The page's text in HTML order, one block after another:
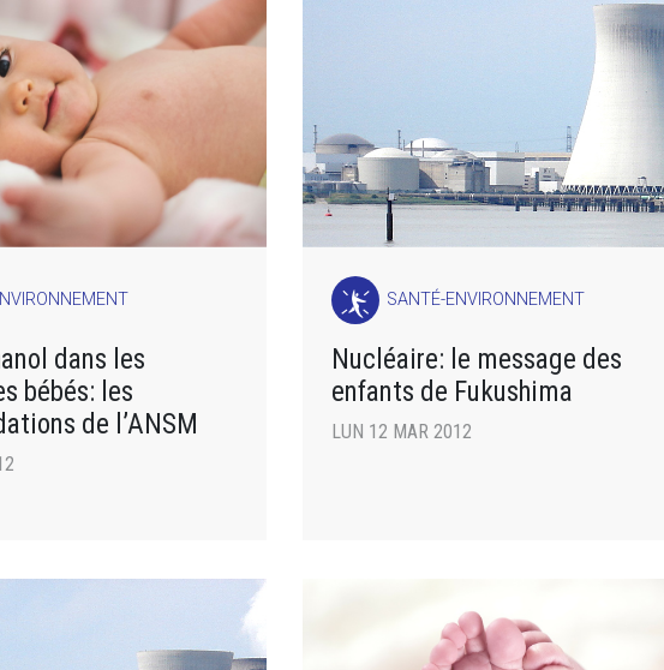
dans les
bébés: les
de l’ANSM
SANTÉ-ENVIRONNEMENT
Nucléaire: le message des
enfants de Fukushima
LUN 12 MAR 2012